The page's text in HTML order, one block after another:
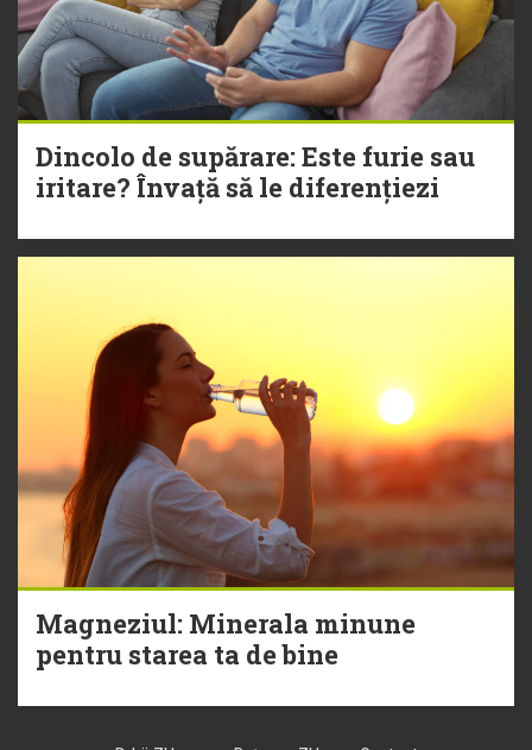
Dincolo de supărare: Este furie sau
iritare? Învață să le diferențiezi
Magneziul: Minerala minune
pentru starea ta de bine